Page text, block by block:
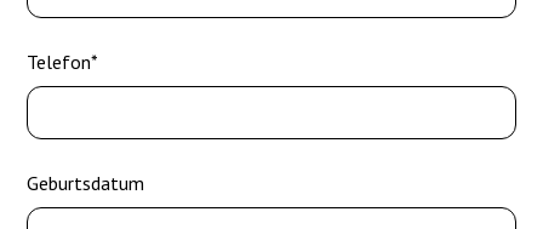
Telefon*
Geburtsdatum